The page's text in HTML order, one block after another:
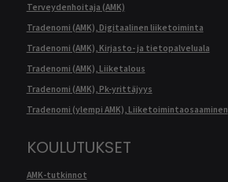
Terveydenhoitaja (AMK)
Tradenomi (AMK), Digitaalinen liiketoiminta
Tradenomi (AMK), Kirjasto- ja tietopalveluala
Tradenomi (AMK), Liiketalous
Tradenomi (AMK), Pk-yrittäjyys
Tradenomi (ylempi AMK), Liiketoimintaosaaminen
KOULUTUKSET
AMK-tutkinnot